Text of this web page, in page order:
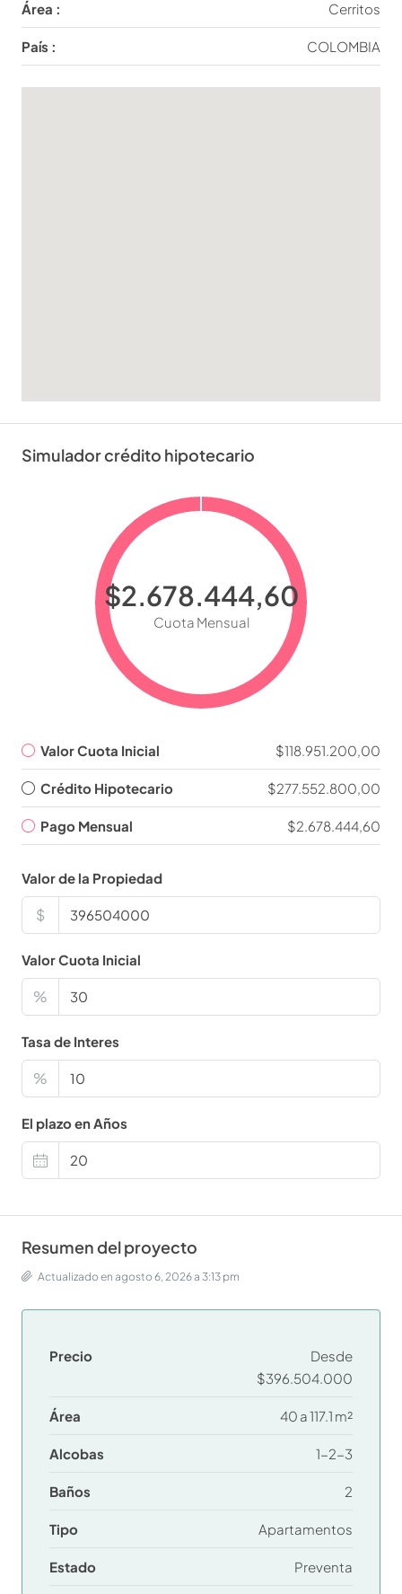
Área : Cerritos
País : COLOMBIA
Simulador crédito hipotecario
$2.678.444,60
Cuota Mensual
Valor Cuota Inicial $118.951.200,00
Crédito Hipotecario $277.552.800,00
Pago Mensual $2.678.444,60
Valor de la Propiedad
$
Valor Cuota Inicial
%
Tasa de Interes
%
El plazo en Años
Resumen del proyecto
Actualizado en agosto 6, 2026 a 3:13 pm
Precio
Desde
$396.504.000
Área 40 a 117.1 m²
Alcobas 1-2-3
Baños 2
Tipo Apartamentos
Estado Preventa